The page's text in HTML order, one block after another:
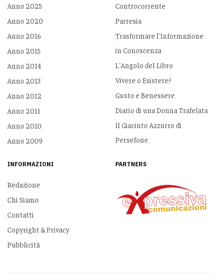
Anno 2025
Anno 2020
Anno 2016
Anno 2015
Anno 2014
Anno 2013
Anno 2012
Anno 2011
Anno 2010
Anno 2009
Controcorrente
Parresia
Trasformare l'Informazione
in Conoscenza
L'Angolo del Libro
Vivere o Esistere?
Gusto e Benessere
Diario di una Donna Trafelata
Il Giacinto Azzurro di
Persefone
INFORMAZIONI
Redazione
Chi Siamo
Contatti
Copyright & Privacy
Pubblicità
PARTNERS